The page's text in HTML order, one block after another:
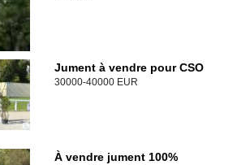
Jument à vendre pour CSO
30000-40000 EUR
À vendre jument 100%